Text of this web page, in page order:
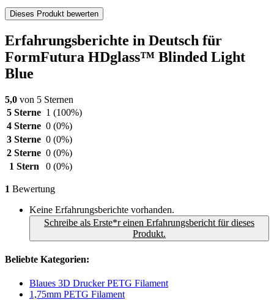
Dieses Produkt bewerten
Erfahrungsberichte in Deutsch für
FormFutura HDglass™ Blinded Light
Blue
5,0 von 5 Sternen
5 Sterne 1 (100%)
4 Sterne 0 (0%)
3 Sterne 0 (0%)
2 Sterne 0 (0%)
1 Stern
0 (0%)
1 Bewertung
Keine Erfahrungsberichte vorhanden.
Schreibe als Erste*r einen Erfahrungsbericht für dieses
Produkt.
Beliebte Kategorien:
Blaues 3D Drucker PETG Filament
1,75mm PETG Filament